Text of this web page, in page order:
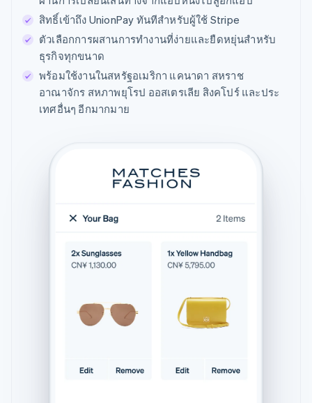
สิทธิ์เข้าถึง UnionPay ทันทีสำหรับผู้ใช้ Stripe
ตัวเลือกการผสานการทำงานที่ง่ายและยืดหยุ่นสำหรับ
ธุรกิจทุกขนาด
พร้อมใช้งานในสหรัฐอเมริกา แคนาดา สหราช
อาณาจักร สหภาพยุโรป ออสเตรเลีย สิงคโปร์ และประ
เทศอื่นๆ อีกมากมาย